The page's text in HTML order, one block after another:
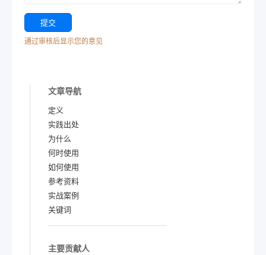
通过审核后显示您的意见
文章导航
定义
实践出处
为什么
何时使用
如何使用
参考资料
实战案例
关键词
主要贡献人